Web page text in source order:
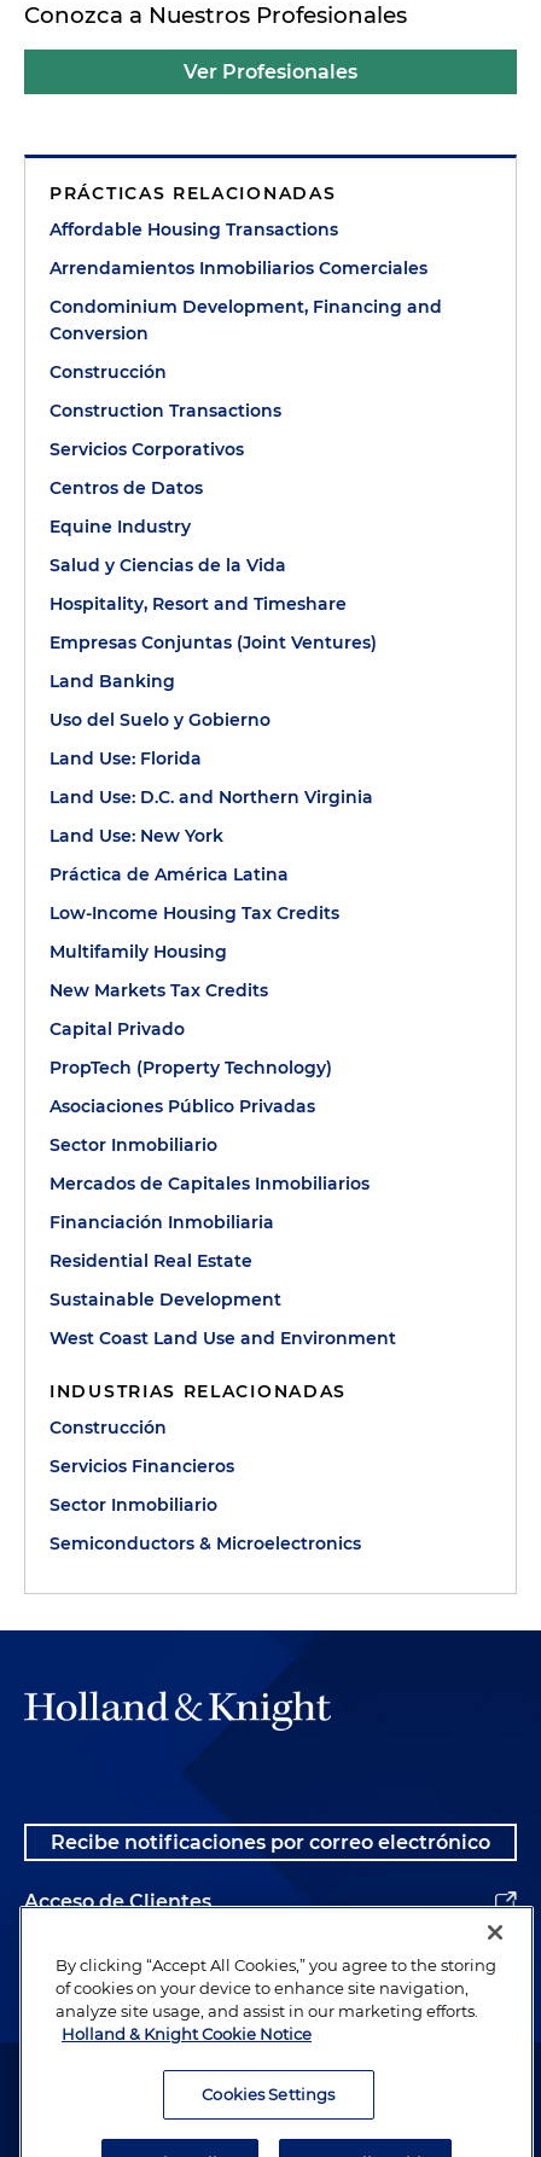
Conozca a Nuestros Profesionales
Ver Profesionales
PRÁCTICAS RELACIONADAS
Affordable Housing Transactions
Arrendamientos Inmobiliarios Comerciales
Condominium Development, Financing and
Conversion
Construcción
Construction Transactions
Servicios Corporativos
Centros de Datos
Equine Industry
Salud y Ciencias de la Vida
Hospitality, Resort and Timeshare
Empresas Conjuntas (Joint Ventures)
Land Banking
Uso del Suelo y Gobierno
Land Use: Florida
Land Use: D.C. and Northern Virginia
Land Use: New York
Práctica de América Latina
Low-Income Housing Tax Credits
Multifamily Housing
New Markets Tax Credits
Capital Privado
PropTech (Property Technology)
Asociaciones Público Privadas
Sector Inmobiliario
Mercados de Capitales Inmobiliarios
Financiación Inmobiliaria
Residential Real Estate
Sustainable Development
West Coast Land Use and Environment
INDUSTRIAS RELACIONADAS
Construcción
Servicios Financieros
Sector Inmobiliario
Semiconductors & Microelectronics
Recibe notificaciones por correo electrónico
Acceso de Clientes
Alumnos
Abogado publicitario. © 1996– 2026 Holland & Knight LLP. Todos los
By clicking “Accept All Cookies,” you agree to the storing
of cookies on your device to enhance site navigation,
analyze site usage, and assist in our marketing efforts.
Holland & Knight Cookie Notice
Cookies Settings